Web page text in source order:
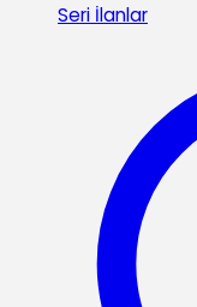
Seri İlanlar